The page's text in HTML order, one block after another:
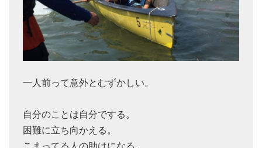
一人前って意外とむずかしい。
自分のことは自分でする。
困難に立ち向かえる。
こまってる人の助けになる。